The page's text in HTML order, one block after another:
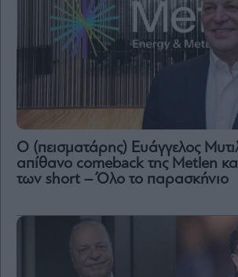
Ο (πεισματάρης) Ευάγγελος
απίθανο comeback της Μetlen
των short – Όλο το παρασκήνιο